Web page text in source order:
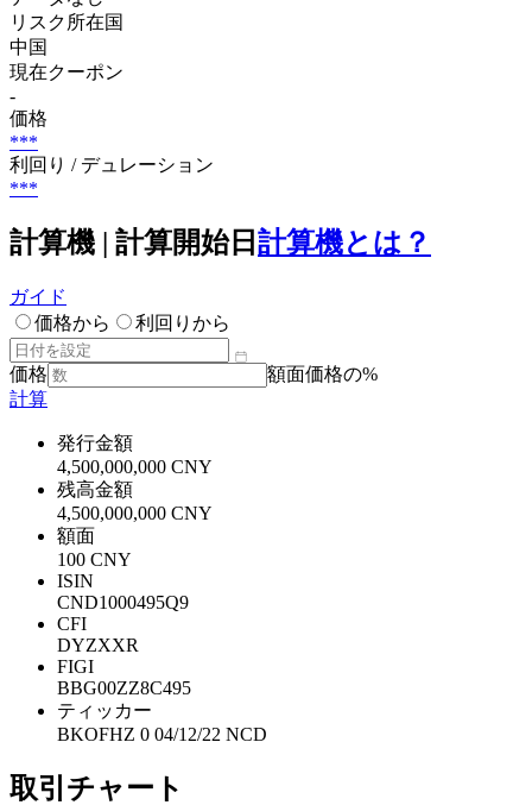
リスク所在国
中国
現在クーポン
-
価格
***
利回り / デュレーション
***
計算機 | 計算開始日 計算機とは？
ガイド
価格から
利回りから
価格
額面価格の%
計算
発行金額
4,500,000,000 CNY
残高金額
4,500,000,000 CNY
額面
100 CNY
ISIN
CND1000495Q9
CFI
DYZXXR
FIGI
BBG00ZZ8C495
ティッカー
BKOFHZ 0 04/12/22 NCD
取引チャート